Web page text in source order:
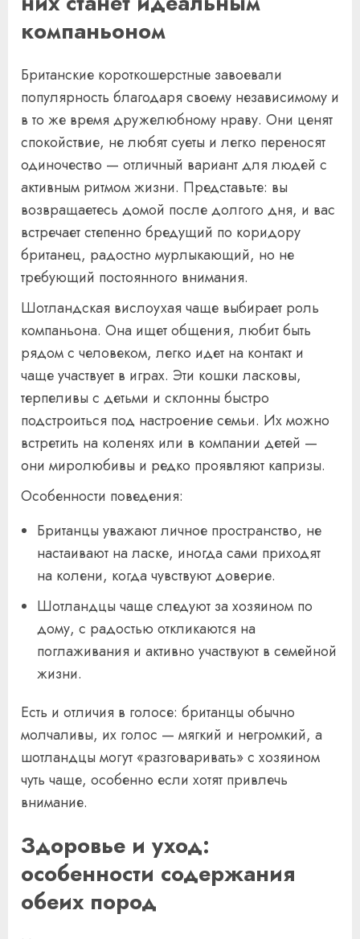
компаньоном
Британские короткошерстные завоевали
популярность благодаря своему независимому и
в то же время дружелюбному нраву. Они ценят
спокойствие, не любят суеты и легко переносят
одиночество — отличный вариант для людей с
активным ритмом жизни. Представьте: вы
возвращаетесь домой после долгого дня, и вас
встречает степенно бредущий по коридору
британец, радостно мурлыкающий, но не
требующий постоянного внимания.
Шотландская вислоухая чаще выбирает роль
компаньона. Она ищет общения, любит быть
рядом с человеком, легко идет на контакт и
чаще участвует в играх. Эти кошки ласковы,
терпеливы с детьми и склонны быстро
подстроиться под настроение семьи. Их можно
встретить на коленях или в компании детей —
они миролюбивы и редко проявляют капризы.
Особенности поведения:
Британцы уважают личное пространство, не
настаивают на ласке, иногда сами приходят
на колени, когда чувствуют доверие.
Шотландцы чаще следуют за хозяином по
дому, с радостью откликаются на
поглаживания и активно участвуют в семейной
жизни.
Есть и отличия в голосе: британцы обычно
молчаливы, их голос — мягкий и негромкий, а
шотландцы могут «разговаривать» с хозяином
чуть чаще, особенно если хотят привлечь
внимание.
Здоровье и уход:
особенности содержания
обеих пород